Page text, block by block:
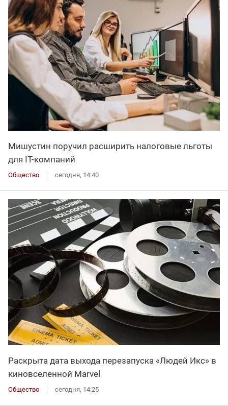
Мишустин поручил расширить налоговые льготы
для IT-компаний
Общество сегодня, 14:40
Раскрыта дата выхода перезапуска «Людей Икс» в
киновселенной Marvel
Общество сегодня, 14:25